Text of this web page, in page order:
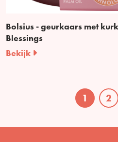
Bolsius - geurkaars met
Blessings
Bekijk
1 2